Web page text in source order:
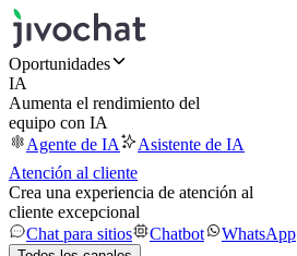
Oportunidades
IA
Aumenta el rendimiento del
equipo con IA
Agente de IA
Asistente de IA
Atención al cliente
Crea una experiencia de atención al
cliente excepcional
Chat para sitios
Chatbot WhatsApp